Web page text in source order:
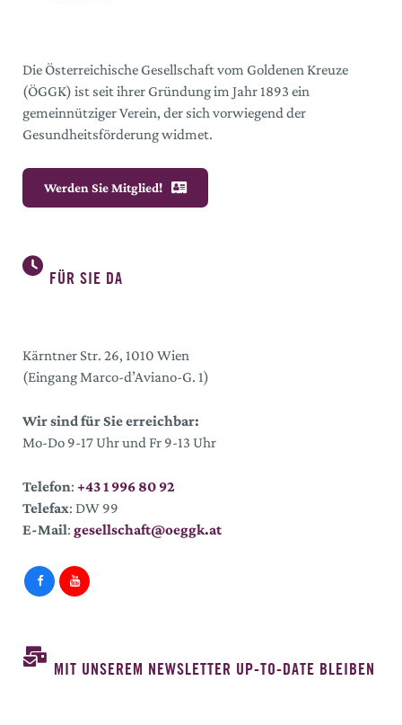
Die Österreichische Gesellschaft vom Goldenen Kreuze
(ÖGGK) ist seit ihrer Gründung im Jahr 1893 ein
gemeinnütziger Verein, der sich vorwiegend der
Gesundheitsförderung widmet.
Werden Sie Mitglied!
FÜR SIE DA
Kärntner Str. 26, 1010 Wien
(Eingang Marco-d’Aviano-G. 1)
Wir sind für Sie erreichbar:
Mo-Do 9-17 Uhr und Fr 9-13 Uhr
Telefon: +43 1 996 80 92
Telefax: DW 99
E-Mail: gesellschaft@oeggk.at
MIT UNSEREM NEWSLETTER UP-TO-DATE BLEIBEN